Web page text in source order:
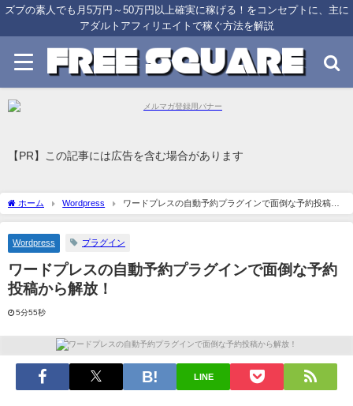
ズブの素人でも月5万円～50万円以上確実に稼げる！をコンセプトに、主に
アダルトアフィリエイトで稼ぐ方法を解説
【PR】この記事には広告を含む場合があります
ホーム Wordpress
ワードプレスの自動予約プラグインで面倒な予約投稿か
ら解放！
Wordpress プラグイン
ワードプレスの自動予約プラグインで面倒な予約
投稿から解放！
5分55秒
LINE